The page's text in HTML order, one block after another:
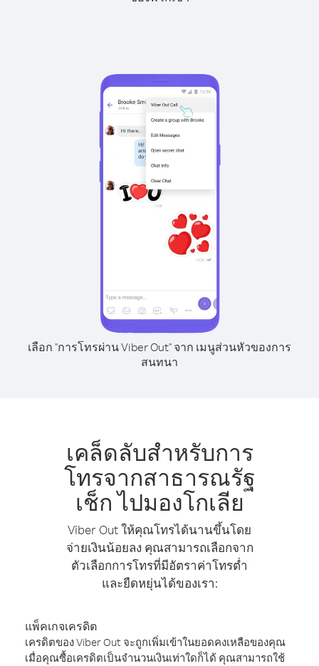
เลือก "การโทรผ่าน Viber Out" จาก เมนูส่วนหัวของการ
สนทนา
เคล็ดลับสำหรับการ
โทรจากสาธารณรัฐ
เช็ก ไปมองโกเลีย
Viber Out ให้คุณโทรได้นานขึ้นโดย
จ่ายเงินน้อยลง คุณสามารถเลือกจาก
ตัวเลือกการโทรที่มีอัตราค่าโทรต่ำ
และยืดหยุ่นได้ของเรา:
แพ็คเกจเครดิต
เครดิตของ Viber Out จะถูกเพิ่มเข้าในยอดคงเหลือของคุณ
เมื่อคุณซื้อเครดิตเป็นจำนวนเงินเท่าใดก็ได้ คุณสามารถใช้